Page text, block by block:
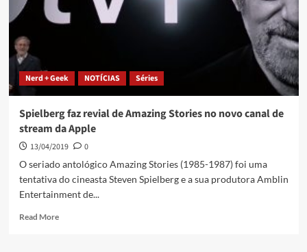
Nerd + Geek NOTÍCIAS Séries
Spielberg faz revial de Amazing Stories no novo canal de
stream da Apple
13/04/2019
0
O seriado antológico Amazing Stories (1985-1987) foi uma
tentativa do cineasta Steven Spielberg e a sua produtora Amblin
Entertainment de...
Read More